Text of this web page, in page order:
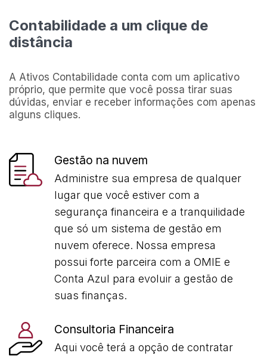
Contabilidade a um clique de
distância
A Ativos Contabilidade conta com um aplicativo
próprio, que permite que você possa tirar suas
dúvidas, enviar e receber informações com apenas
alguns cliques.
Gestão na nuvem
Administre sua empresa de qualquer
lugar que você estiver com a
segurança financeira e a tranquilidade
que só um sistema de gestão em
nuvem oferece. Nossa empresa
possui forte parceira com a OMIE e
Conta Azul para evoluir a gestão de
suas finanças.
Consultoria Financeira
Aqui você terá a opção de contratar